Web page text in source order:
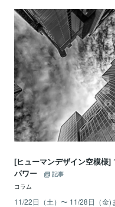
[ヒューマンデザイン空模様]
パワー
記事
コラム
11/22日（土）〜 11/28日（金)